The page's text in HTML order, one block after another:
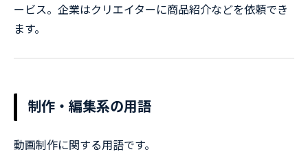
ービス。企業はクリエイターに商品紹介などを依頼でき
ます。
制作・編集系の用語
動画制作に関する用語です。